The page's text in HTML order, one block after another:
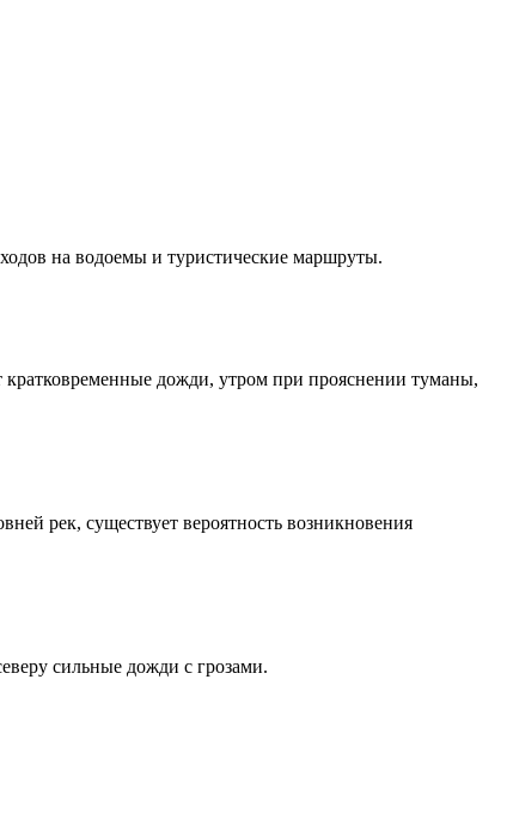
на водоемы и туристические маршруты.
кратковременные дожди, утром при прояснении туманы,
рек, существует вероятность возникновения
сильные дожди с грозами.